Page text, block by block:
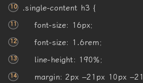
.single-content h3 {
font-size: 16px;
font-size: 1.6rem;
line-height: 190%;
margin:2px –21px 10px –